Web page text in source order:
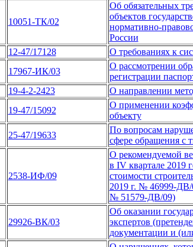
10051-ТК/02
Об обязательных
объектов
нормативно-
России
12-47/17128 О требованиях к
17967-ИК/03
О рассмотрении
регистрации
19-4-2-2423 О направлении
19-47/15092
О применении
объекту
25-47/19633
По вопросам
сфере обращения с
2538-ИФ/09
О рекомендуемой
в IV квартале 2019
стоимости
2019 г. № 46999-ДВ/
№ 51579-ДВ/09)
29926-ВК/03
Об оказании
экспертов
документации и